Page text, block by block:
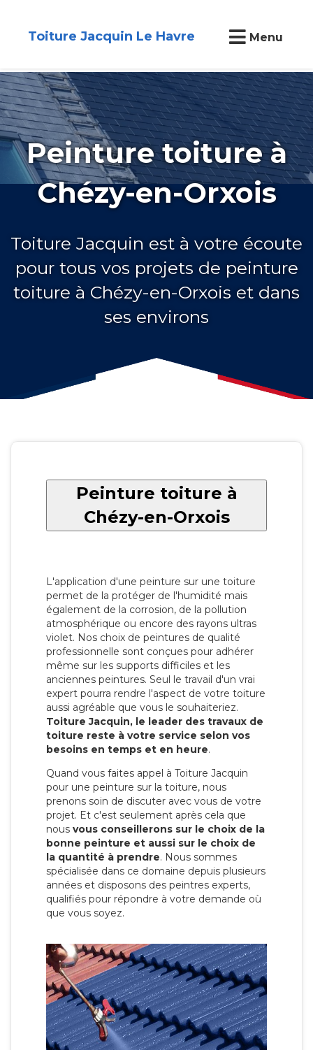
Toiture Jacquin Le Havre Menu
Peinture toiture à
Chézy-en-Orxois
Toiture Jacquin est à votre écoute
pour tous vos projets de peinture
toiture à Chézy-en-Orxois et dans
ses environs
Peinture toiture à
Chézy-en-Orxois
L'application d'une peinture sur une toiture
permet de la protéger de l'humidité mais
également de la corrosion, de la pollution
atmosphérique ou encore des rayons ultras
violet. Nos choix de peintures de qualité
professionnelle sont conçues pour adhérer
même sur les supports difficiles et les
anciennes peintures. Seul le travail d'un vrai
expert pourra rendre l'aspect de votre toiture
aussi agréable que vous le souhaiteriez.
Toiture Jacquin, le leader des travaux de
toiture reste à votre service selon vos
besoins en temps et en heure.
Quand vous faites appel à Toiture Jacquin
pour une peinture sur la toiture, nous
prenons soin de discuter avec vous de votre
projet. Et c'est seulement après cela que
nous vous conseillerons sur le choix de la
bonne peinture et aussi sur le choix de
la quantité à prendre. Nous sommes
spécialisée dans ce domaine depuis plusieurs
années et disposons des peintres experts,
qualifiés pour répondre à votre demande où
que vous soyez.